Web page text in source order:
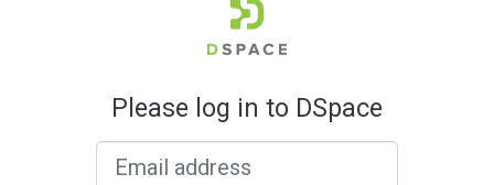
Please log in to DSpace